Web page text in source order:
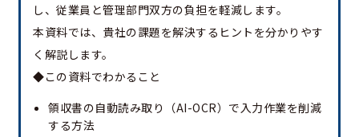
し、従業員と管理部門双方の負担を軽減します。
本資料では、貴社の課題を解決するヒントを分かりやす
く解説します。
◆この資料でわかること
領収書の自動読み取り（AI-OCR）で入力作業を削減
する方法